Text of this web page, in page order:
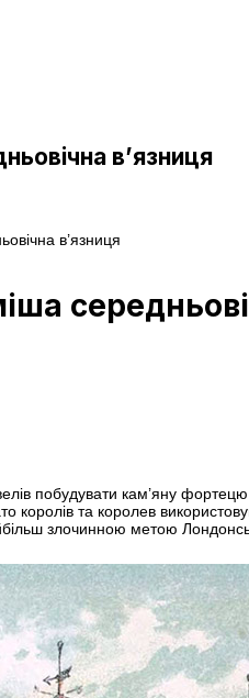
в’язниця
в’язниця
побудувати кам’яну
королів та королев
злочинною метою